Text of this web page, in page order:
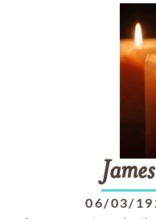
James
06/03/